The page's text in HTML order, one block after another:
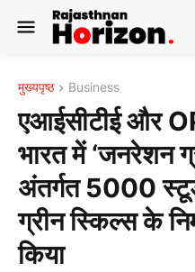
मुख्यपृष्ठ Business
एआईसीटीई और
भारत में ‘जनरेशन
अंतर्गत 5000
ग्रीन स्किल्स के
किया